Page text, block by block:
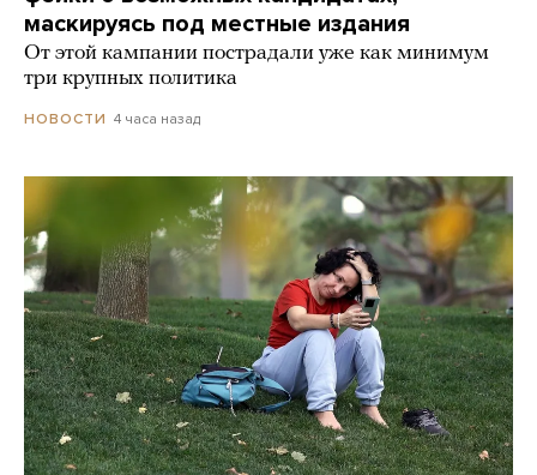
маскируясь под местные издания
От этой кампании пострадали уже как минимум
три крупных политика
НОВОСТИ 4 часа назад